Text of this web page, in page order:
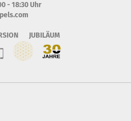
- 18:30 Uhr
JUBILÄUM